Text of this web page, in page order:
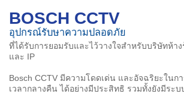
BOSCH CCTV
อุปกรณ์รับษาความปลอดภัย
ที่ได้รับการยอมรับและไว้วางใจสำหรับบริษัทห้
และ IP
Bosch CCTV มีความโดดเด่น และอัจฉริยะใน
เวลากลางคืน ได้อย่างมีประสิทธิ รวมทั้งยังมีระ